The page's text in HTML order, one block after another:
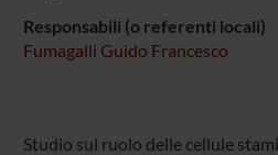
Responsabili (o referenti locali)
Fumagalli Guido Francesco
Studio sul ruolo delle cellule